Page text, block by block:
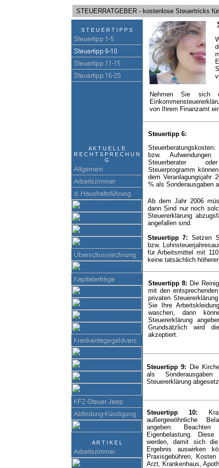
STEUERRATGEBER - kostenlose Steuertricks
S T E U E R T I P P S
A K T U E L L E
R E C H T S P R E C H U N
G
A R T I K E L
Nehmen Sie
von Ihrem Finanzamt
Steuertipp 6:
bzw.
Steuerberater
Steuerprogramm
dem Veranlagungsjahr
% als Sonderausgaben
Ab dem Jahr 2006
dann Sind nur noch
Steuererklärung
angefallen sind.
Steuertipp 7:Setzen
bzw.
für Arbeitsmittel mit
keine tatsächlich
Steuertipp 8: Die
mit den
privaten
Sie Ihre
waschen, dann
Steuererklärung
Grundsätzlich wird
akzeptiert.
Steuertipp 9:
Die
als
Steuererklärung
Steuertipp 10:
außergewöhnliche
angeben.
Eigenbelastung.
werden, damit sich
Ergebnis auswirken
Praxisgebühren,
Arzt, Krankenhaus,